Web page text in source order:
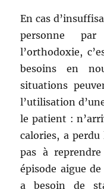
En cas
personne
l’orthodoxie,
besoins en
situations
l’utilisation
le patient :
calories, a
pas à
épisode aigue
a besoin de